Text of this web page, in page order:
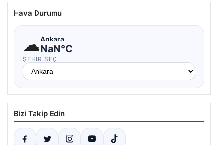
Hava Durumu
☁Ankara
NaN°C
ŞEHIR SEÇ
Bizi Takip Edin